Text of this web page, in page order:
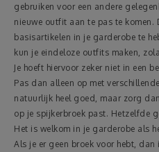
gebruiken voor een andere
nieuwe outfit aan te pas te komen.
basisartikelen in je garderobe te
kun je eindeloze outfits maken,
Je hoeft hiervoor zeker niet in een
Pas dan alleen op met
natuurlijk heel goed, maar zorg
op je spijkerbroek past. Hetzelfde
Het is welkom in je garderobe als
Als je er geen broek voor hebt,